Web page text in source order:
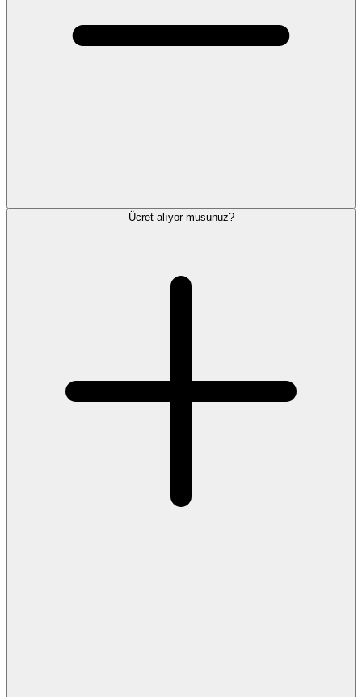
Ücret alıyor musunuz?